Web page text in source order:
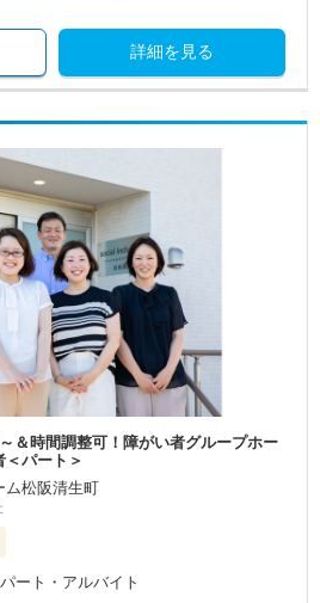
詳細を見る
＆時間調整可！障がい者グループホー
パート＞
ム松阪清生町
ート・アルバイト